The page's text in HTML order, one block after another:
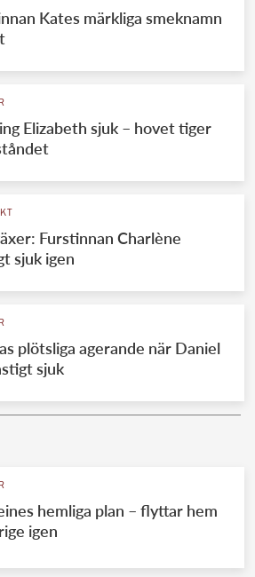
Svenska kungahuset
Brittiska kungahuset
Danska kungahuset
Spanska kungahuset
Jordanska kungahuset
storhertighuset
kejsarhuset
kungahuset
kungahuset
Kates märkliga smeknamn
Elizabeth sjuk – hovet tiger
Furstinnan Charlène
sjuk igen
plötsliga agerande när Daniel
sjuk
hemliga plan – flyttar hem
igen